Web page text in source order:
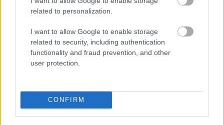
related to personalization.
I want to allow Google to enable storage
related to security, including authentication
functionality and fraud prevention, and other
user protection.
CONFIRM
ELŐZŐ MÉRKŐZÉSEK
Támogatás
a ManUtdFanatics.hu működését!